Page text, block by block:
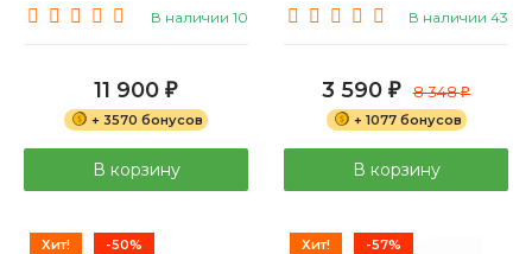
В наличии 10
11 900 ₽
+ 3570 бонусов
В корзину
В наличии 43
3 590 ₽ 8 348₽
+ 1077 бонусов
В корзину
Хит! -50% Хит! -57%